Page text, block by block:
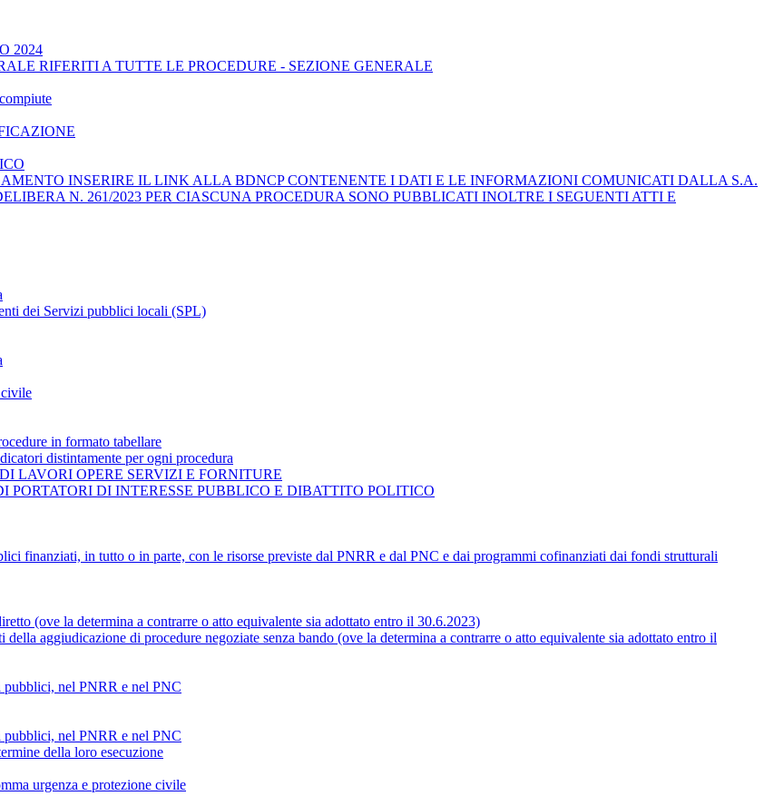
2024
RIFERITI A TUTTE LE PROCEDURE - SEZIONE GENERALE
INSERIRE IL LINK ALLA BDNCP CONTENENTE I DATI E LE INFORMAZIONI COMUNICATI DALLA S.A.
N. 261/2023 PER CIASCUNA PROCEDURA SONO PUBBLICATI INOLTRE I SEGUENTI ATTI E
dei Servizi pubblici locali (SPL)
civile
in formato tabellare
distintamente per ogni procedura
LAVORI OPERE SERVIZI E FORNITURE
PORTATORI DI INTERESSE PUBBLICO E DIBATTITO POLITICO
finanziati, in tutto o in parte, con le risorse previste dal PNRR e dal PNC e dai programmi cofinanziati dai fondi strutturali
(ove la determina a contrarre o atto equivalente sia adottato entro il 30.6.2023)
aggiudicazione di procedure negoziate senza bando (ove la determina a contrarre o atto equivalente sia adottato entro il
pubblici, nel PNRR e nel PNC
pubblici, nel PNRR e nel PNC
della loro esecuzione
urgenza e protezione civile